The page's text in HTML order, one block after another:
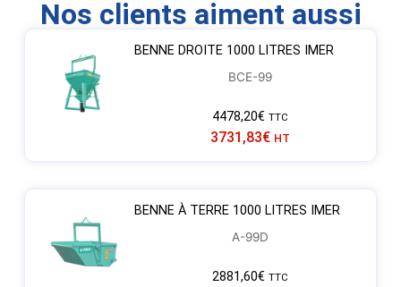
Nos clients aiment aussi
BENNE DROITE 1000 LITRES IMER
BCE-99
4478,20€ TTC
3731,83€ HT
BENNE À TERRE 1000 LITRES IMER
A-99D
2881,60€ TTC